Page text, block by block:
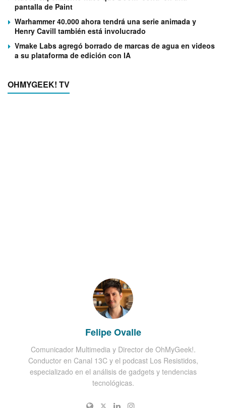
pantalla de Paint
Warhammer 40.000 ahora tendrá una serie animada y
Henry Cavill también está involucrado
Vmake Labs agregó borrado de marcas de agua en videos
a su plataforma de edición con IA
OHMYGEEK! TV
Felipe Ovalle
Comunicador Multimedia y Director de OhMyGeek!.
Conductor en Canal 13C y el podcast Los Resistidos,
especializado en el análisis de gadgets y tendencias
tecnológicas.